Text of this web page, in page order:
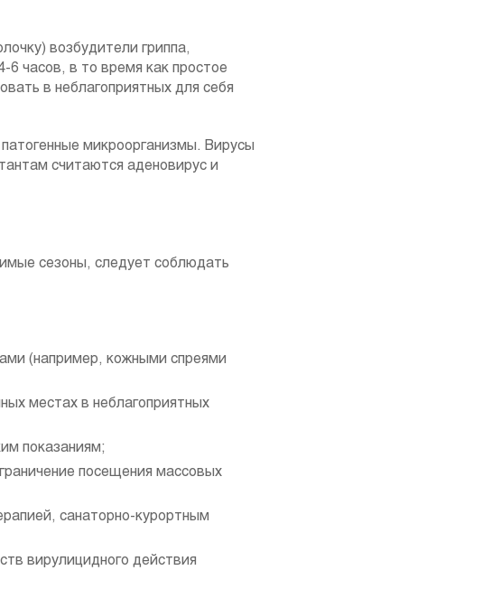
возбудители гриппа,
часов, в то время как простое
в неблагоприятных для себя
микроорганизмы. Вирусы
считаются аденовирус и
сезоны, следует соблюдать
(например, кожными спреями
местах в неблагоприятных
показаниям;
посещения массовых
санаторно-курортным
вирулицидного действия